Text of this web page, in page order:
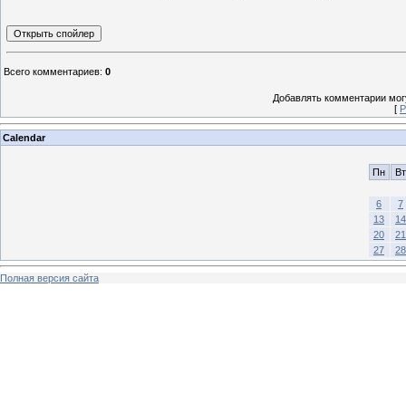
Всего комментариев: 0
Добавлять комментарии
[
Calendar
Пн Вт
6
7
13
14
20
21
27
28
Полная версия сайта